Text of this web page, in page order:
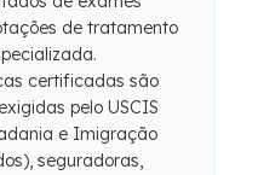
de tratamento
certificadas são
pelo USCIS
e Imigração
seguradoras,